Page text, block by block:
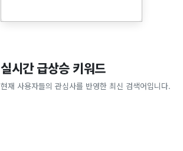
실시간 급상승 키워드
현재 사용자들의 관심사를 반영한 최신 검색어입니다.